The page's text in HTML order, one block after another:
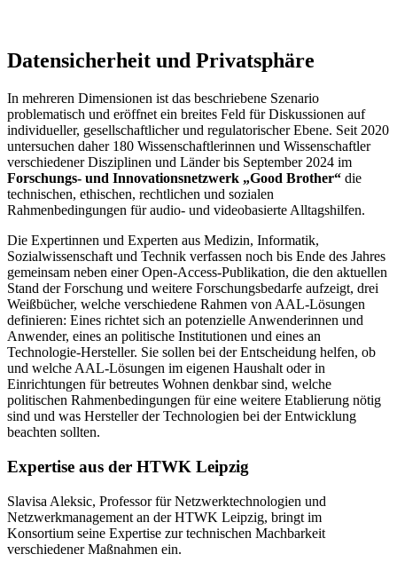
Datensicherheit und Privatsphäre
In mehreren Dimensionen ist das beschriebene Szenario
problematisch und eröffnet ein breites Feld für Diskussionen auf
individueller, gesellschaftlicher und regulatorischer Ebene. Seit 2020
untersuchen daher 180 Wissenschaftlerinnen und Wissenschaftler
verschiedener Disziplinen und Länder bis September 2024 im
Forschungs- und Innovationsnetzwerk „Good Brother“ die
technischen, ethischen, rechtlichen und sozialen
Rahmenbedingungen für audio- und videobasierte Alltagshilfen.
Die Expertinnen und Experten aus Medizin, Informatik,
Sozialwissenschaft und Technik verfassen noch bis Ende des Jahres
gemeinsam neben einer Open-Access-Publikation, die den aktuellen
Stand der Forschung und weitere Forschungsbedarfe aufzeigt, drei
Weißbücher, welche verschiedene Rahmen von AAL-Lösungen
definieren: Eines richtet sich an potenzielle Anwenderinnen und
Anwender, eines an politische Institutionen und eines an
Technologie-Hersteller. Sie sollen bei der Entscheidung helfen, ob
und welche AAL-Lösungen im eigenen Haushalt oder in
Einrichtungen für betreutes Wohnen denkbar sind, welche
politischen Rahmenbedingungen für eine weitere Etablierung nötig
sind und was Hersteller der Technologien bei der Entwicklung
beachten sollten.
Expertise aus der HTWK Leipzig
Slavisa Aleksic, Professor für Netzwerktechnologien und
Netzwerkmanagement an der HTWK Leipzig, bringt im
Konsortium seine Expertise zur technischen Machbarkeit
verschiedener Maßnahmen ein.